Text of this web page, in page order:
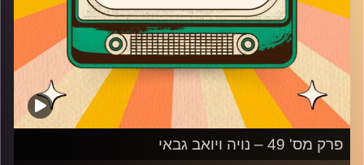
פרק מס' 49 – נויה ויואב גבאי